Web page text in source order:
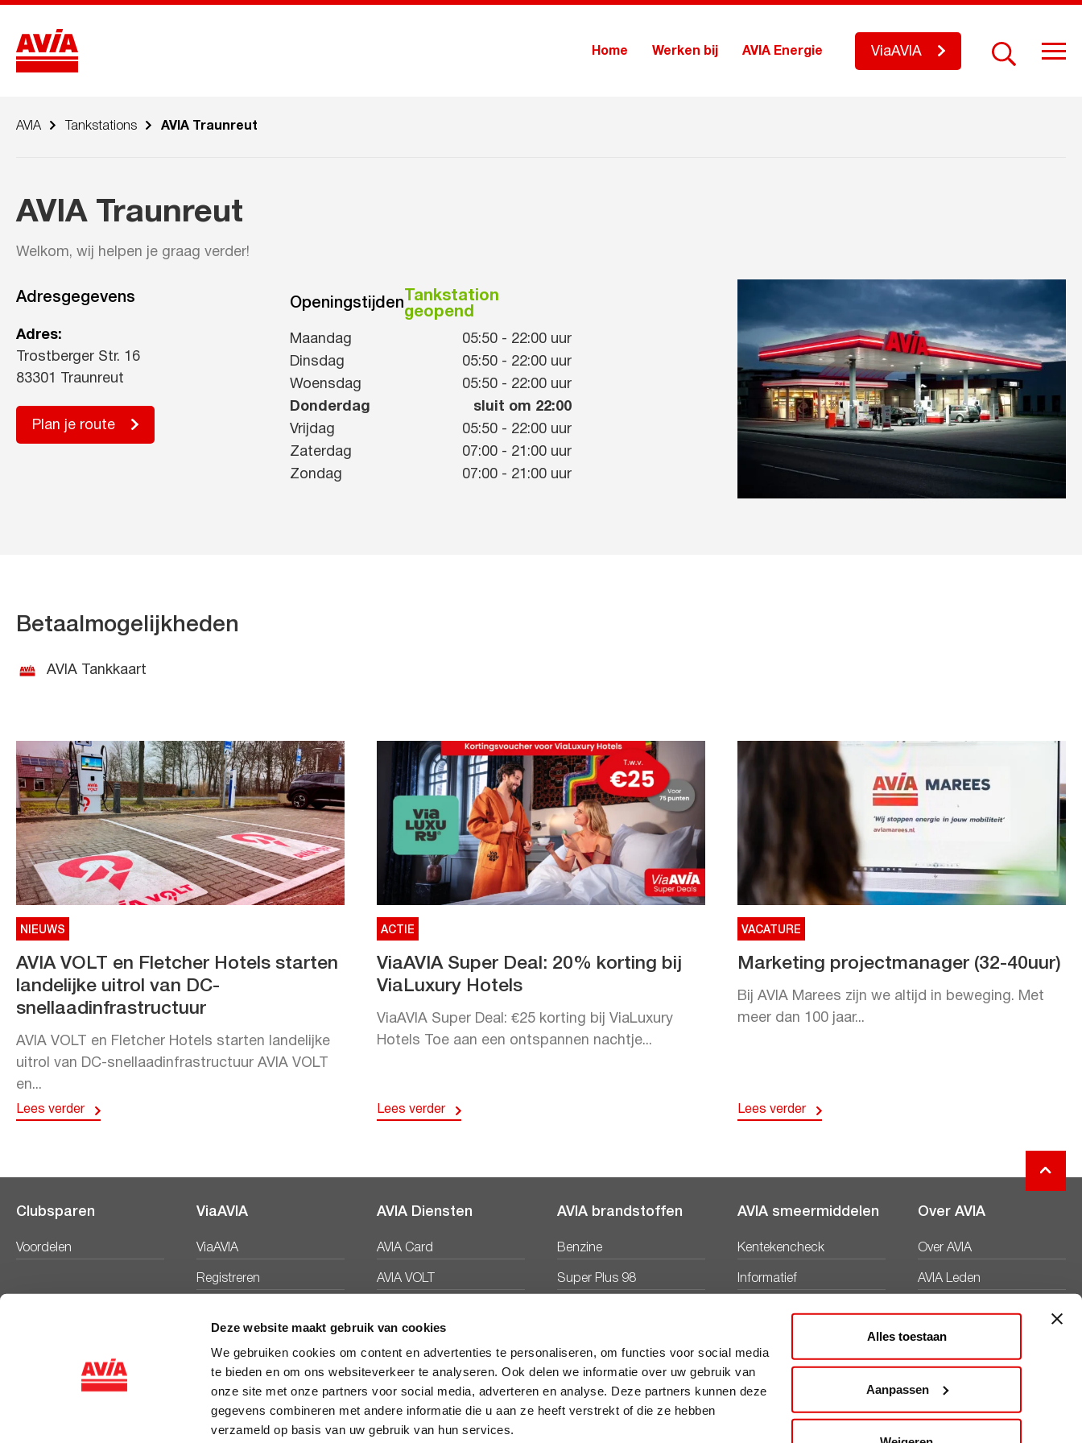
Deze website maakt gebruik van cookies
We gebruiken cookies om content en advertenties te personaliseren, om functies voor social media
te bieden en om ons websiteverkeer te analyseren. Ook delen we informatie over uw gebruik van
onze site met onze partners voor social media, adverteren en analyse. Deze partners kunnen deze
gegevens combineren met andere informatie die u aan ze heeft verstrekt of die ze hebben
verzameld op basis van uw gebruik van hun services.
Alles toestaan
Aanpassen
Home Werken bij AVIA Energie ViaAVIA
AVIA Tankstations AVIA Traunreut
AVIA Traunreut
Welkom, wij helpen je graag verder!
Adresgegevens
Adres:
Trostberger Str. 16
83301 Traunreut
Plan je route
Openingstijden
Tankstation
geopend
Maandag 05:50 - 22:00 uur
Dinsdag
05:50 - 22:00 uur
Woensdag
05:50 - 22:00 uur
Donderdag
sluit om 22:00
Vrijdag
05:50 - 22:00 uur
Zaterdag
07:00 - 21:00 uur
Zondag
07:00 - 21:00 uur
Betaalmogelijkheden
AVIA Tankkaart
NIEUWS
AVIA VOLT en Fletcher Hotels starten
landelijke uitrol van DC-
snellaadinfrastructuur
AVIA VOLT en Fletcher Hotels starten landelijke
uitrol van DC-snellaadinfrastructuur AVIA VOLT
en...
Lees verder
ACTIE
ViaAVIA Super Deal: 20% korting bij
ViaLuxury Hotels
ViaAVIA Super Deal: €25 korting bij ViaLuxury
Hotels Toe aan een ontspannen nachtje...
Lees verder
VACATURE
Marketing projectmanager (32-40uur)
Bij AVIA Marees zijn we altijd in beweging. Met
meer dan 100 jaar...
Lees verder
Clubsparen
Voordelen
ViaAVIA
ViaAVIA
Registreren
AVIA Diensten
AVIA Card
AVIA VOLT
AVIA brandstoffen
Benzine
Super Plus 98
AVIA smeermiddelen
Kentekencheck
Informatief
Over AVIA
Over AVIA
AVIA Leden
Duurzaamheid
Werken bij